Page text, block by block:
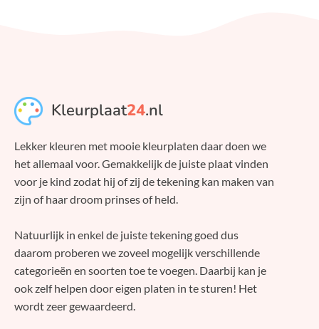
Kleurplaat24.nl
Lekker kleuren met mooie kleurplaten daar doen we
het allemaal voor. Gemakkelijk de juiste plaat vinden
voor je kind zodat hij of zij de tekening kan maken van
zijn of haar droom prinses of held.
Natuurlijk in enkel de juiste tekening goed dus
daarom proberen we zoveel mogelijk verschillende
categorieën en soorten toe te voegen. Daarbij kan je
ook zelf helpen door eigen platen in te sturen! Het
wordt zeer gewaardeerd.